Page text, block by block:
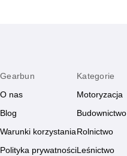
Gearbun
O nas
Blog
Warunki korzystania
Polityka prywatności
Kategorie
Motoryzacja
Budownictwo
Rolnictwo
Leśnictwo